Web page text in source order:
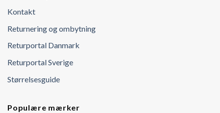
Kontakt
Returnering og ombytning
Returportal Danmark
Returportal Sverige
Størrelsesguide
Populære mærker